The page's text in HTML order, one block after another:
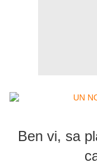
Ben vi, sa